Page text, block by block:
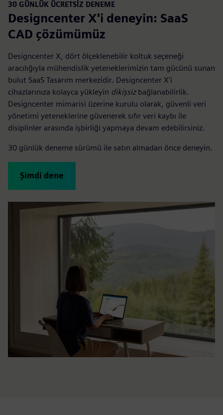
30 GÜNLÜK ÜCRETSIZ DENEME
Designcenter X'i deneyin: SaaS
CAD çözümümüz
Designcenter X, dört ölçeklenebilir koltuk seçeneği
aracılığıyla mühendislik yeteneklerimizin tam gücünü sunan
bulut SaaS Tasarım merkezidir. Designcenter X'i
cihazlarınıza kolayca yükleyin dikişsizbağlanabilirlik.
Designcenter mimarisi üzerine kurulu olarak, güvenli veri
yönetimi yeteneklerine güvenerek sıfır veri kaybı ile
disiplinler arasında işbirliği yapmaya devam edebilirsiniz.
30 günlük deneme sürümü ile satın almadan önce deneyin.
Şimdi dene